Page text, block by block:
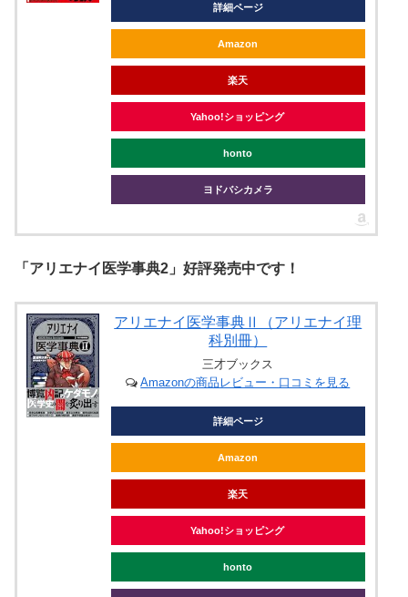
詳細ページ
Amazon
楽天
Yahoo!ショッピング
honto
ヨドバシカメラ
「アリエナイ医学事典2」好評発売中です！
アリエナイ医学事典Ⅱ（アリエナイ理
科別冊）
三才ブックス
Amazonの商品レビュー・口コミを見る
詳細ページ
Amazon
楽天
Yahoo!ショッピング
honto